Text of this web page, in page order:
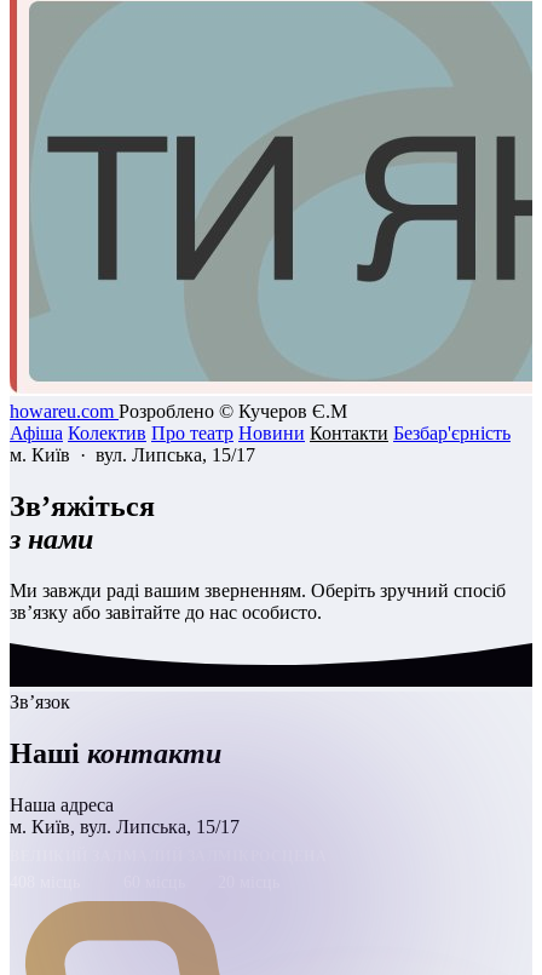
howareu.com Розроблено © Кучеров Є.М
Афіша Колектив Про театр Новини Контакти Безбар'єрність
м. Київ · вул. Липська, 15/17
Зв’яжіться
з нами
Ми завжди раді вашим зверненням. Оберіть зручний спосіб
зв’язку або завітайте до нас особисто.
Зв’язок
Наші контакти
Наша адреса
м. Київ, вул. Липська, 15/17